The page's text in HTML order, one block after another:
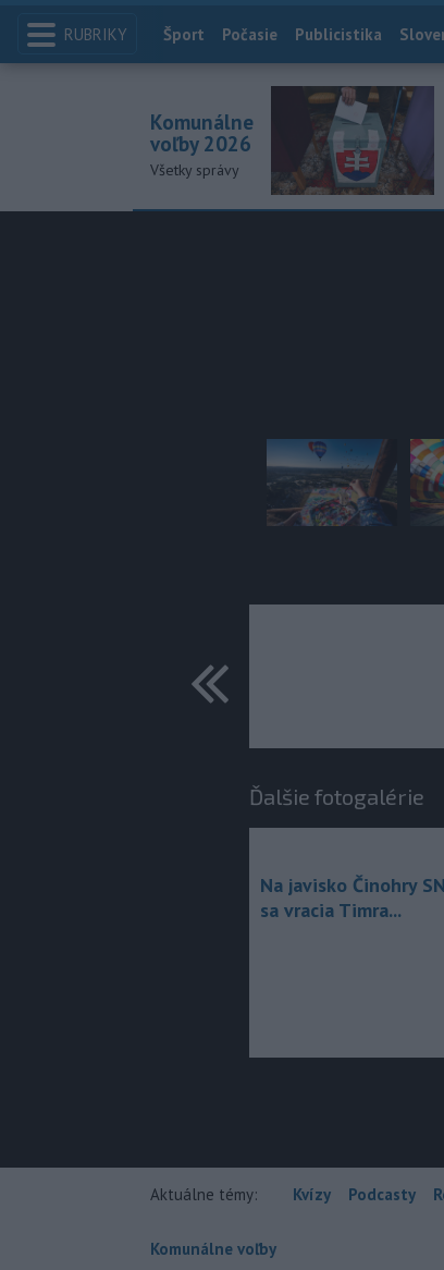
RUBRIKY Index
Šport Počasie Publicistika
Komunálne
voľby 2026
Všetky správy
Ďalšie fotogalérie
Na javisko Činohry
sa vracia Timra...
Aktuálne témy: Kvízy Podcasty
Komunálne voľby